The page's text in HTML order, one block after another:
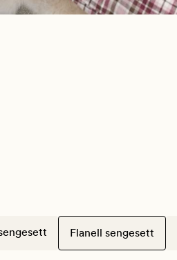
Flanell sengesett